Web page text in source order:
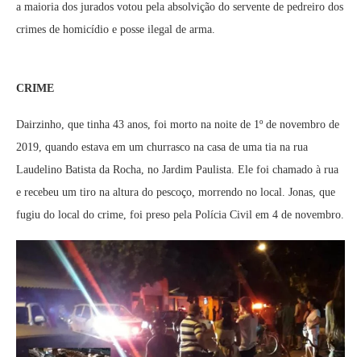
a maioria dos jurados votou pela absolvição do servente de pedreiro dos
crimes de homicídio e posse ilegal de arma.
CRIME
Dairzinho, que tinha 43 anos, foi morto na noite de 1º de novembro de
2019, quando estava em um churrasco na casa de uma tia na rua
Laudelino Batista da Rocha, no Jardim Paulista. Ele foi chamado à rua
e recebeu um tiro na altura do pescoço, morrendo no local. Jonas, que
fugiu do local do crime, foi preso pela Polícia Civil em 4 de novembro.